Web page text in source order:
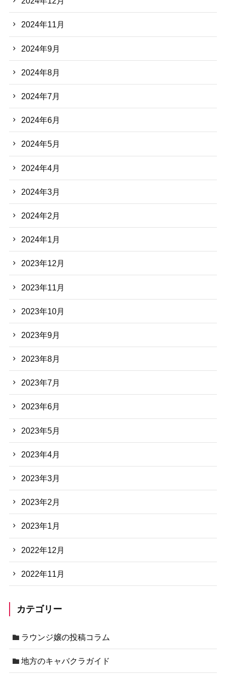
2024年11月
2024年9月
2024年8月
2024年7月
2024年6月
2024年5月
2024年4月
2024年3月
2024年2月
2024年1月
2023年12月
2023年11月
2023年10月
2023年9月
2023年8月
2023年7月
2023年6月
2023年5月
2023年4月
2023年3月
2023年2月
2023年1月
2022年12月
2022年11月
カテゴリー
ラウンジ嬢の投稿コラム
地方のキャバクラガイド